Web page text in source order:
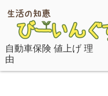
自動車保険 値上げ 理
由